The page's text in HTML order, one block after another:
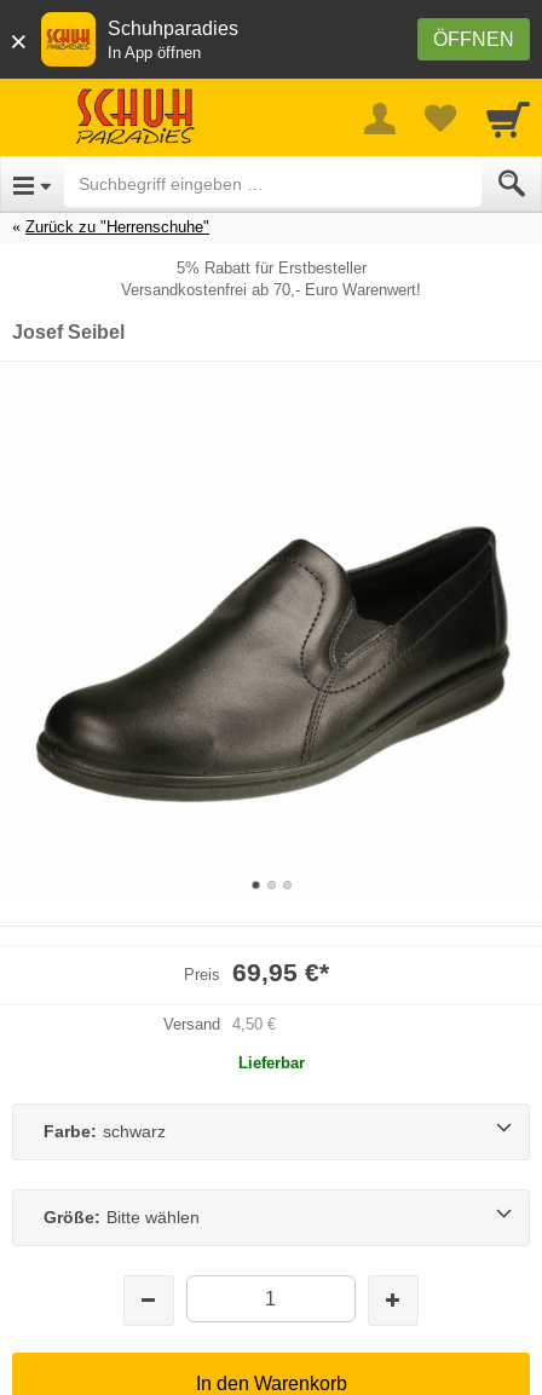
× ÖFFNEN
Schuhparadies
In App öffnen
Zurück zu "Herrenschuhe"
5% Rabatt für Erstbesteller
Versandkostenfrei ab 70,- Euro Warenwert!
Josef Seibel
Preis 69,95 €*
Versand 4,50 €
Lieferbar
Farbe: schwarz
Größe: Bitte wählen
In den Warenkorb